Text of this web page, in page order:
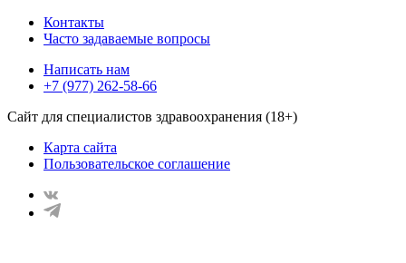
Контакты
Часто задаваемые вопросы
Написать нам
+7 (977) 262-58-66
Сайт для специалистов здравоохранения (18+)
Карта сайта
Пользовательское соглашение